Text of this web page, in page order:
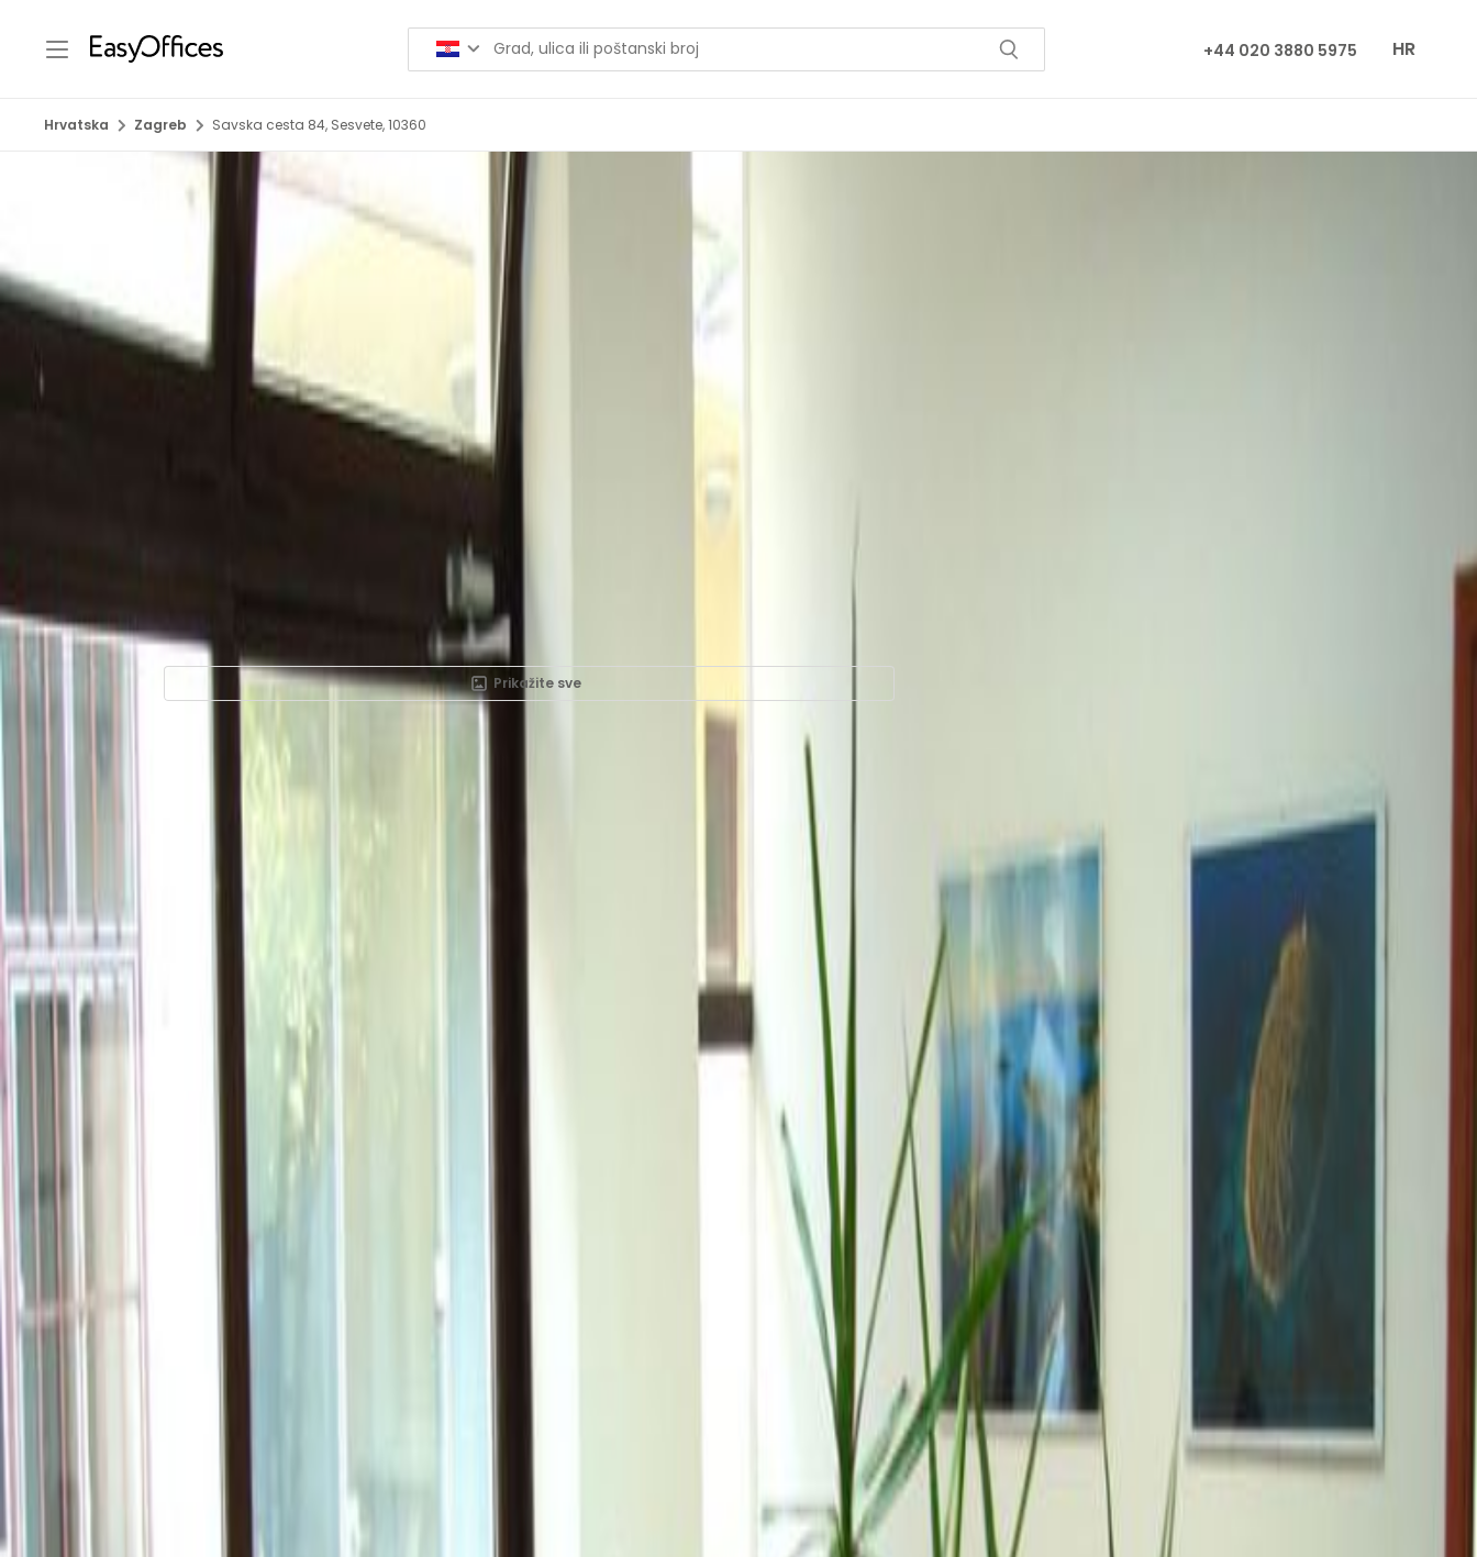
+44 020 3880 5975 HR
Hrvatska Zagreb Savska cesta 84, Sesvete, 10360
Prikažite sve
Uredski prostor za iznajmljivanje u Savska
cesta 84, Sesvete, 10360
Sobe za sastanke
Upravljanje temperaturom
Uredski prostor
od
Coworking stolovi
razgledavanje